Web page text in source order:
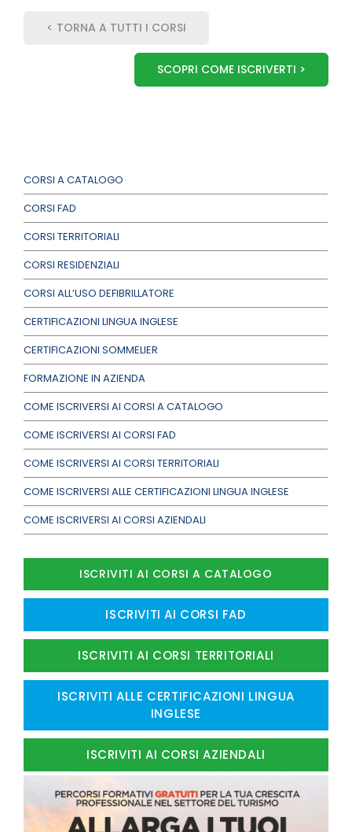
CORSI A CATALOGO
CORSI FAD
CORSI TERRITORIALI
CORSI RESIDENZIALI
CORSI ALL’USO DEFIBRILLATORE
CERTIFICAZIONI LINGUA INGLESE
CERTIFICAZIONI SOMMELIER
FORMAZIONE IN AZIENDA
COME ISCRIVERSI AI CORSI A CATALOGO
COME ISCRIVERSI AI CORSI FAD
COME ISCRIVERSI AI CORSI TERRITORIALI
COME ISCRIVERSI ALLE CERTIFICAZIONI LINGUA INGLESE
COME ISCRIVERSI AI CORSI AZIENDALI
ISCRIVITI AI CORSI A CATALOGO
ISCRIVITI AI CORSI FAD
ISCRIVITI AI CORSI TERRITORIALI
ISCRIVITI ALLE CERTIFICAZIONI LINGUA
INGLESE
ISCRIVITI AI CORSI AZIENDALI
< TORNA A TUTTI I CORSI
SCOPRI COME ISCRIVERTI >